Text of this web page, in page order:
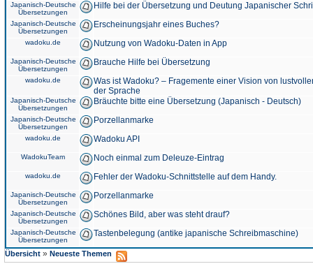
Japanisch-Deutsche
Übersetzungen
Hilfe bei der Übersetzung und Deutung Japanischer
Japanisch-Deutsche
Übersetzungen
Erscheinungsjahr eines Buches?
wadoku.de Nutzung von Wadoku-Daten in App
Japanisch-Deutsche
Übersetzungen
Brauche Hilfe bei Übersetzung
wadoku.de
Was ist Wadoku? – Fragemente einer Vision von
der Sprache
Japanisch-Deutsche
Übersetzungen
Bräuchte bitte eine Übersetzung (Japanisch - Deutsch)
Japanisch-Deutsche
Übersetzungen
Porzellanmarke
wadoku.de Wadoku API
WadokuTeam Noch einmal zum Deleuze-Eintrag
wadoku.de Fehler der Wadoku-Schnittstelle auf dem Handy.
Japanisch-Deutsche
Übersetzungen
Porzellanmarke
Japanisch-Deutsche
Übersetzungen
Schönes Bild, aber was steht drauf?
Japanisch-Deutsche
Übersetzungen
Tastenbelegung (antike japanische Schreibmaschine)
Übersicht » Neueste Themen